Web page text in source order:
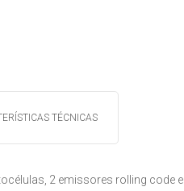
TÉCNICAS
2 emissores rolling code e